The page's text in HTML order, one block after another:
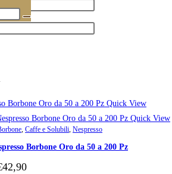
Quick View
Quick View
Caffe e Solubili Nespresso
Borbone Oro da 50 a 200 Pz
42,90Fascia